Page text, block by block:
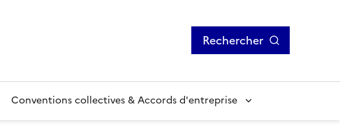
Rechercher
Conventions collectives & Accords d'entreprise